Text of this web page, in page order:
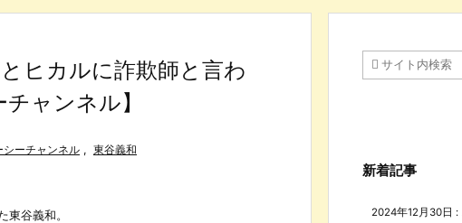
ヒカルに詐欺師と言わ
ャンネル】
シーチャンネル , 東谷義和
谷義和。
新着記事
2024年12月30日 :